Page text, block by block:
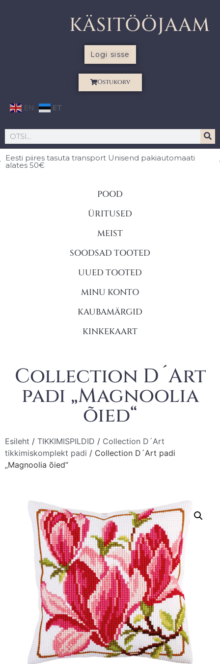
KÄSITÖÖJAAM
Logi sisse
Ostukorv
EN ET
Eesti piires tasuta transport Unisend pakiautomaati
alates 50€
POOD
ÜRITUSED
MEIST
SOODSAD TOOTED
UUED TOOTED
MINU KONTO
KAUBAMÄRGID
KINKEKAART
Collection D´Art
padi „Magnoolia
õied“
Esileht / TIKKIMISPILDID / Collection D´Art
tikkimiskomplekt padi / Collection D´Art padi
„Magnoolia õied“